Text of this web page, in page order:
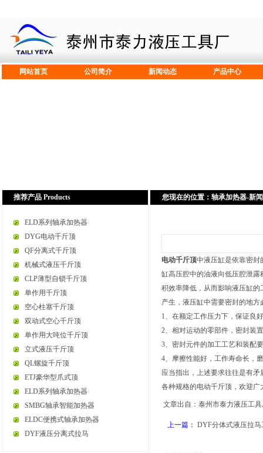
网站首页 公司简介 新闻动态 产品中心
推荐产品 Products
ELD系列轴承加热器
DYG电动千斤顶
QF分离式千斤顶
机械式液压千斤顶
CLP薄型自锁千斤顶
单作用千斤顶
空心柱塞千斤顶
双动式空心千斤顶
单作用大吨位千斤顶
立式液压千斤顶
QL螺旋千斤顶
ETJ豪华型爪式顶
ELD系列轴承加热器
SMBG轴承智能加热器
ELDC便携式轴承加热器
DYF液压分离式拉马
您现在的位置： 轴承加热器-新
电动千斤顶中液压缸是依靠密封
缸高压腔中的油液向低压腔泄
积效率降低，从而影响液压缸
产生，液压缸中需要密封的地
1、在额定工作压力下，保证良
2、相对运动的零部件，密封装
3、密封元件的加工工艺和装配
4、摩擦性能好，工作寿命长，
应当指出，上述要求往往是有
各种规格的电动千斤顶 ，欢迎
文章出自：泰州市泰力液压工
上一篇： DYF分体式液压拉